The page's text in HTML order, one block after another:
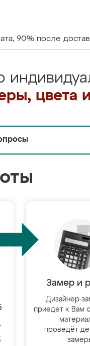
90% после
цвета
Замер и
Дизайнер-
приедет к Вам
проведёт